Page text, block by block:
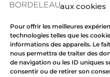
aux cookies
Pour offrir les meilleures
technologies telles que les
informations des appareils. Le
nous permettra de traiter des
de navigation ou les ID uniques
consentir ou de retirer son